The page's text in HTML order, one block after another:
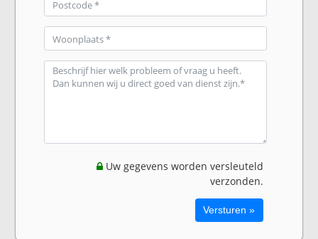
Uw gegevens worden versleuteld
verzonden.